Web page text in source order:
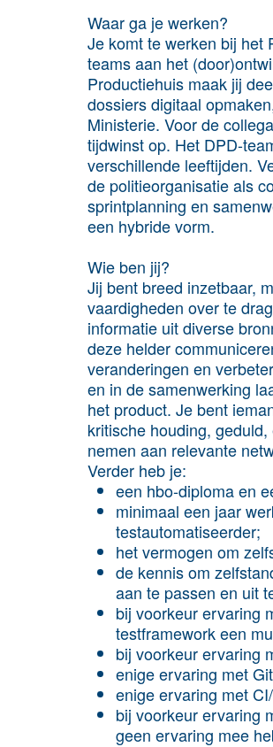
Waar ga je werken?
Je komt te werken bij het
teams aan het
Productiehuis maak jij
dossiers digitaal
Ministerie. Voor de
tijdwinst op. Het DPD-
verschillende leeftijden.
de politieorganisatie als
sprintplanning en
een hybride vorm.
Wie ben jij?
Jij bent breed inzetbaar,
vaardigheden over te
informatie uit diverse
deze helder
veranderingen en
en in de samenwerking
het product. Je bent
kritische houding,
nemen aan relevante
Verder heb je:
een hbo-diploma en
minimaal een jaar
testautomatiseerder;
het vermogen om
de kennis om
aan te passen en uit
bij voorkeur ervaring
testframework een
bij voorkeur ervaring
enige ervaring met
enige ervaring met
bij voorkeur ervaring
geen ervaring mee